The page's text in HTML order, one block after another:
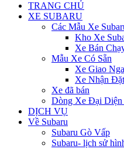
TRANG CHỦ
XE SUBARU
Các Mẫu Xe
Kho Xe
Xe Bán
Mẫu Xe Có Sẵn
Xe Giao
Xe Nhận
Xe đã bán
Dòng Xe Đại Diện
DỊCH VỤ
Về Subaru
Subaru Gò Vấp
Subaru- lịch sử